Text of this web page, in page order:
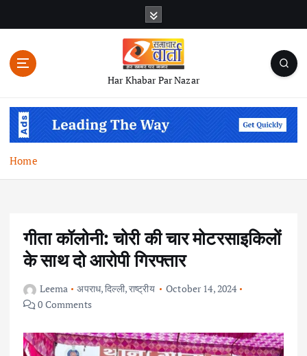
n
Har Khabar Par Nazar
Home
गीता कॉलोनी: चोरी की चार मोटरसाइकिलों
के साथ दो आरोपी गिरफ्तार
Leema अपराध,दिल्ली,राष्ट्रीय
October 14, 2024
0 Comments